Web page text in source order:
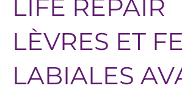
LIFE REPAIR
LÈVRES ET
LABIALES